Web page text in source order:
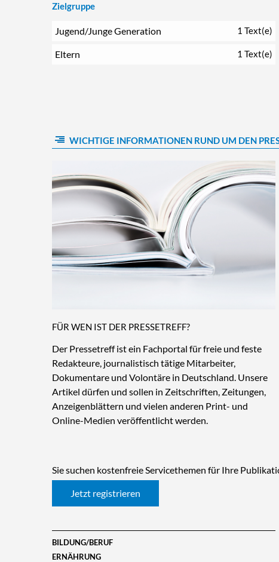
Zielgruppe
Jugend/Junge Generation 1 Text(e)
Eltern 1 Text(e)
WICHTIGE INFORMATIONEN RUND UM DEN
FÜR WEN IST DER PRESSETREFF?
Der Pressetreff ist ein Fachportal für freie und feste
Redakteure, journalistisch tätige Mitarbeiter,
Dokumentare und Volontäre in Deutschland. Unsere
Artikel dürfen und sollen in Zeitschriften, Zeitungen,
Anzeigenblättern und vielen anderen Print- und
Online-Medien veröffentlicht werden.
Sie suchen kostenfreie Servicethemen für Ihre
Jetzt registrieren
BILDUNG/BERUF
ERNÄHRUNG